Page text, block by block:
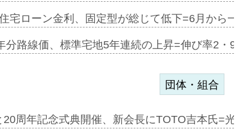
ビング…
2階建…
宅ローン金利、固定型が総じて低下=6月から一
分路線価、標準宅地5年連続の上昇=伸び率2・
団体・組合
20周年記念式典開催、新会長にTOTO吉本氏=光